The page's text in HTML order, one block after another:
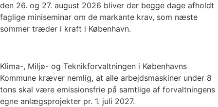
den 26. og 27. august 2026 bliver der begge dage afholdt
faglige miniseminar om de markante krav, som næste
sommer træder i kraft i København.
Klima-, Miljø- og Teknikforvaltningen i Københavns
Kommune kræver nemlig, at alle arbejdsmaskiner under 8
tons skal være emissionsfrie på samtlige af forvaltningens
egne anlægsprojekter pr. 1. juli 2027.